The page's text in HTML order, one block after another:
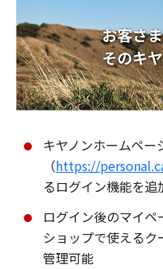
キヤノンホームペ
（https://
るログイン機能を追
ログイン後のマイ
ショップで使える
管理可能